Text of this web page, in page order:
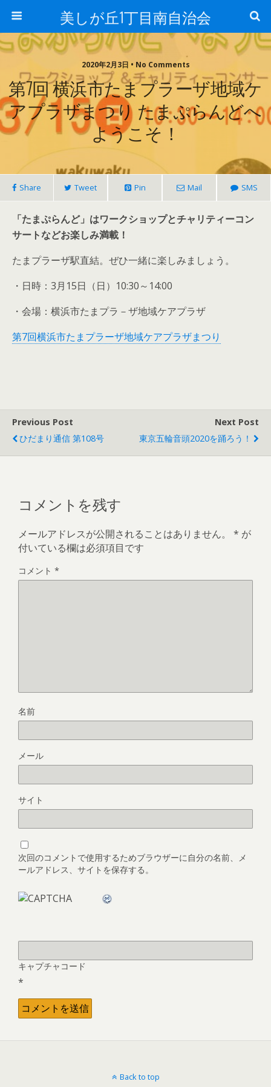
美しが丘1丁目南自治会
2020年2月3日 • No Comments
第7回 横浜市たまプラーザ地域ケ
アプラザまつり たまぷらんどへ
ようこそ！
Share Tweet Pin Mail SMS
「たまぷらんど」はワークショップとチャリティーコン
サートなどお楽しみ満載！
たまプラーザ駅直結。ぜひ一緒に楽しみましょう。
・日時：3月15日（日）10:30～14:00
・会場：横浜市たまプラ－ザ地域ケアプラザ
第7回横浜市たまプラーザ地域ケアプラザまつり
Previous Post
ひだまり通信 第108号
Next Post
東京五輪音頭2020を踊ろう！
コメントを残す
メールアドレスが公開されることはありません。 * が
付いている欄は必須項目です
コメント *
名前
メール
サイト
次回のコメントで使用するためブラウザーに自分の名前、メ
ールアドレス、サイトを保存する。
キャプチャコード
*
Back to top